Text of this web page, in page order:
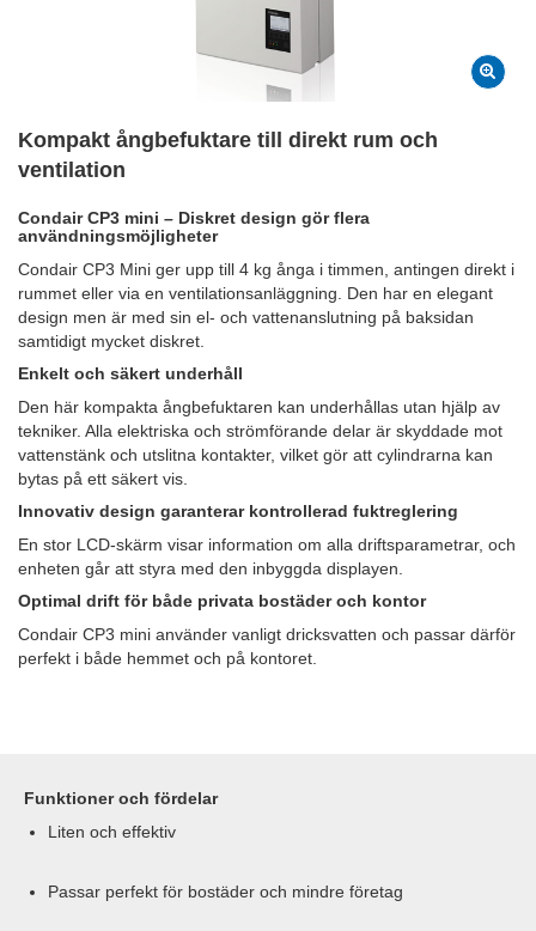
Kompakt ångbefuktare till direkt rum och
ventilation
Condair CP3 mini – Diskret design gör flera
användningsmöjligheter
Condair CP3 Mini ger upp till 4 kg ånga i timmen, antingen direkt i
rummet eller via en ventilationsanläggning. Den har en elegant
design men är med sin el- och vattenanslutning på baksidan
samtidigt mycket diskret.
Enkelt och säkert underhåll
Den här kompakta ångbefuktaren kan underhållas utan hjälp av
tekniker. Alla elektriska och strömförande delar är skyddade mot
vattenstänk och utslitna kontakter, vilket gör att cylindrarna kan
bytas på ett säkert vis.
Innovativ design garanterar kontrollerad fuktreglering
En stor LCD-skärm visar information om alla driftsparametrar, och
enheten går att styra med den inbyggda displayen.
Optimal drift för både privata bostäder och kontor
Condair CP3 mini använder vanligt dricksvatten och passar därför
perfekt i både hemmet och på kontoret.
Funktioner och fördelar
Liten och effektiv
Passar perfekt för bostäder och mindre företag